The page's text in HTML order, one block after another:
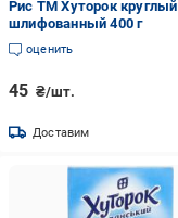
Рис ТМ Хуторок круглый
шлифованный 400 г
оценить
45 ₴/шт.
Доставим